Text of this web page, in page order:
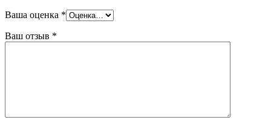
Ваша оценка *
Ваш отзыв *